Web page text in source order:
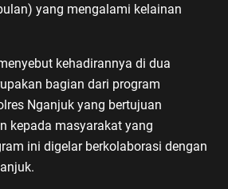
yang mengalami kelainan
kehadirannya di dua
bagian dari program
Nganjuk yang bertujuan
kepada masyarakat yang
ini digelar berkolaborasi dengan